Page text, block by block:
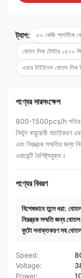
ট্যাগ: ৮০ কেজি প্লাস্টিক
বোতল লিক টেস্টার ১৫০০
এয়ার টাইটনেস বোতল লিক
পণ্যের সারসংক্ষেপ
800-1500pcs/h গতির
নির্ভুল বায়ুরোধী যাচাইকরণ
এবং নিয়ন্ত্রক সম্মতির জন্য
ওয়ারেন্টি বৈশিষ্ট্যযুক্ত।
পণ্যের বিবরণ
বিশেষভাবে তুলে ধরা: বোতল
নিয়ন্ত্রক সম্মতি জন্য
ফুটো সনাক্তকরণ সহ
Speed:
Voltage:
Power: